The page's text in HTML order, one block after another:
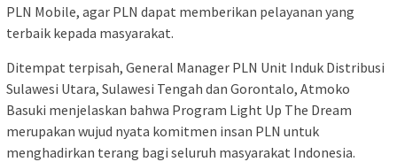
PLN Mobile, agar PLN dapat memberikan pelayanan yang
terbaik kepada masyarakat.
Ditempat terpisah, General Manager PLN Unit Induk Distribusi
Sulawesi Utara, Sulawesi Tengah dan Gorontalo, Atmoko
Basuki menjelaskan bahwa Program Light Up The Dream
merupakan wujud nyata komitmen insan PLN untuk
menghadirkan terang bagi seluruh masyarakat Indonesia.